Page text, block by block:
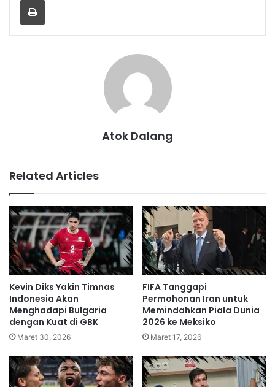
Atok Dalang
Related Articles
Kevin Diks Yakin Timnas
Indonesia Akan
Menghadapi Bulgaria
dengan Kuat di GBK
Maret 30, 2026
FIFA Tanggapi
Permohonan Iran untuk
Memindahkan Piala Dunia
2026 ke Meksiko
Maret 17, 2026